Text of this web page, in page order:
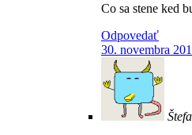
Co sa stene ked
Odpovedať
30. novembra